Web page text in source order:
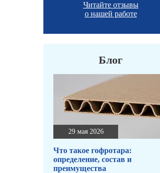
Читайте отзывы
о нашей работе
Блог
29 мая 2026
Что такое гофротара:
определение, состав и
преимущества